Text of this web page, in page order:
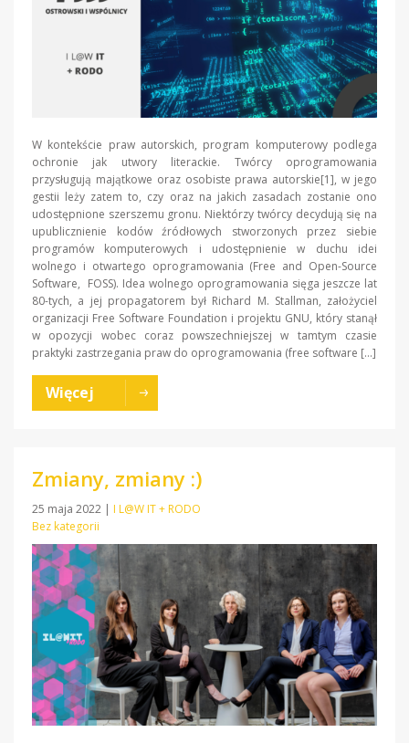
W kontekście praw autorskich, program komputerowy podlega
ochronie jak utwory literackie. Twórcy oprogramowania
przysługują majątkowe oraz osobiste prawa autorskie[1], w jego
gestii leży zatem to, czy oraz na jakich zasadach zostanie ono
udostępnione szerszemu gronu. Niektórzy twórcy decydują się na
upublicznienie kodów źródłowych stworzonych przez siebie
programów komputerowych i udostępnienie w duchu idei
wolnego i otwartego oprogramowania (Free and Open-Source
Software, FOSS). Idea wolnego oprogramowania sięga jeszcze lat
80-tych, a jej propagatorem był Richard M. Stallman, założyciel
organizacji Free Software Foundation i projektu GNU, który stanął
w opozycji wobec coraz powszechniejszej w tamtym czasie
praktyki zastrzegania praw do oprogramowania (free software […]
Więcej
Zmiany, zmiany :)
25 maja 2022 | I L@W IT + RODO
Bez kategorii